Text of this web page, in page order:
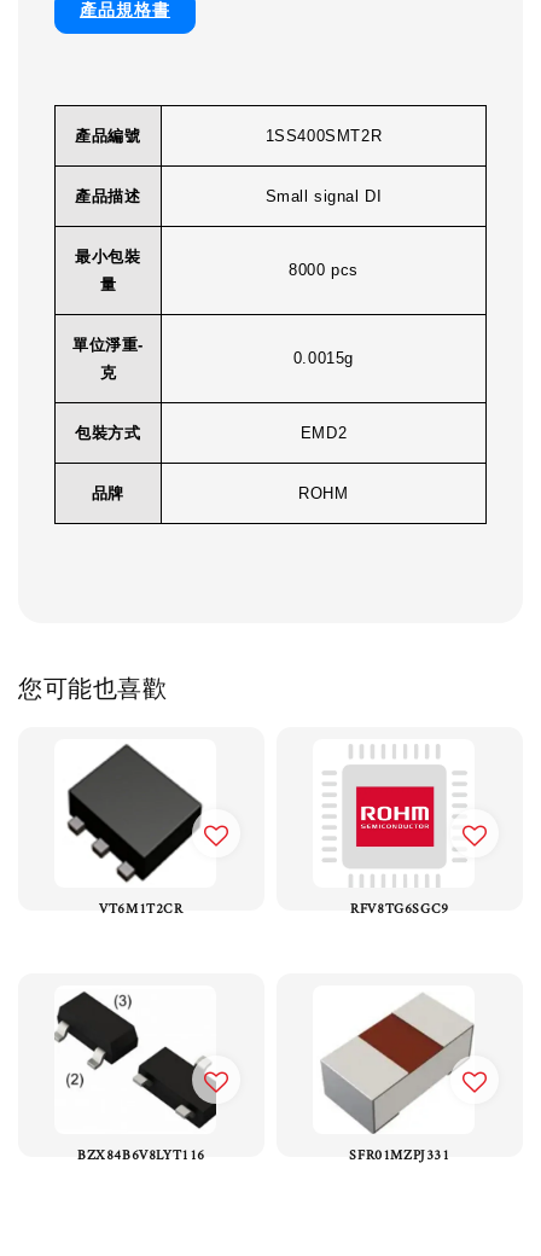
產品規格書
產品編號 1SS400SMT2R
產品描述 Small signal DI
最小包裝
量
8000 pcs
單位淨重-
克
0.0015g
包裝方式 EMD2
品牌 ROHM
您可能也喜歡
VT6M1T2CR RFV8TG6SGC9
BZX84B6V8LYT116 SFR01MZPJ331